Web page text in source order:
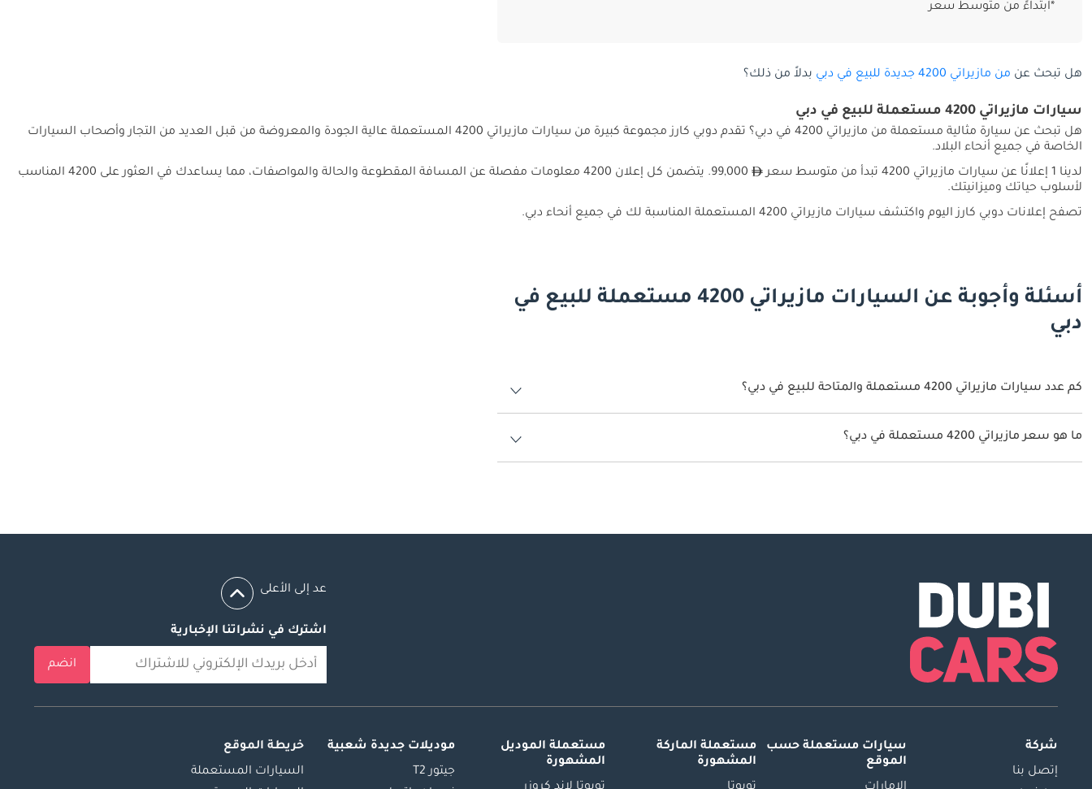
*ابتداءً من متوسط سعر
هل تبحث عن من مازيراتي 4200 جديدة للبيع في دبي بدلاً من ذلك؟
سيارات مازيراتي 4200 مستعملة للبيع في دبي
هل تبحث عن سيارة مثالية مستعملة من مازيراتي 4200 في دبي؟ تقدم دوبي كارز مجموعة كبيرة من سيارات مازيراتي 4200 المستعملة عالية الجودة والمعروضة من قبل العديد من التجار وأصحاب السيارات
الخاصة في جميع أنحاء البلاد.
لدينا 1 إعلانًا عن سيارات مازيراتي 4200 تبدأ من متوسط سعر
99,000. يتضمن كل إعلان 4200 معلومات مفصلة عن المسافة المقطوعة والحالة والمواصفات، مما يساعدك في العثور على 4200 المناسب
لأسلوب حياتك وميزانيتك.
تصفح إعلانات دوبي كارز اليوم واكتشف سيارات مازيراتي 4200 المستعملة المناسبة لك في جميع أنحاء دبي.
أسئلة وأجوبة عن السيارات مازيراتي 4200 مستعملة للبيع في
دبي
كم عدد سيارات مازيراتي 4200 مستعملة والمتاحة للبيع في دبي؟
1 سيارة مازيراتي 4200 مستعملة متوفرة للبيع في دبي.
ما هو سعر مازيراتي 4200 مستعملة في دبي؟
يبدأ سعر سيارة مازيراتي 4200 مستعملة في دبي 99,000.
عد إلى الأعلى
اشترك في نشراتنا الإخبارية
انضم
شركة
إتصل بنا
سيارات مستعملة حسب
الموقع
مستعملة الماركة
المشهورة
مستعملة الموديل
المشهورة
موديلات جديدة شعبية
جيتور T2
خريطة الموقع
السيارات المستعملة